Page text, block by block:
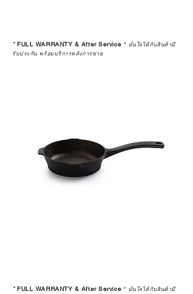
*FULL WARRANTY & After Service * มั่นใจได้กับสินค้ามี
รับประกัน พร้อมบริการหลังการขาย
*FULL WARRANTY & After Service * มั่นใจได้กับสินค้ามี